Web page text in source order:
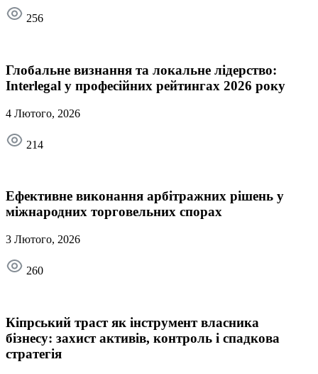
256
Глобальне визнання та локальне лідерство:
Interlegal у професійних рейтингах 2026 року
4 Лютого, 2026
214
Ефективне виконання арбітражних рішень у
міжнародних торговельних спорах
3 Лютого, 2026
260
Кіпрський траст як інструмент власника
бізнесу: захист активів, контроль і спадкова
стратегія